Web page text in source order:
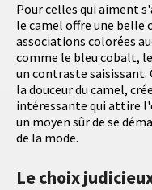
Pour celles qui aiment
le camel offre une belle
associations colorées
comme le bleu cobalt,
un contraste saisissant.
la douceur du camel,
intéressante qui attire
un moyen sûr de se
de la mode.
Le choix